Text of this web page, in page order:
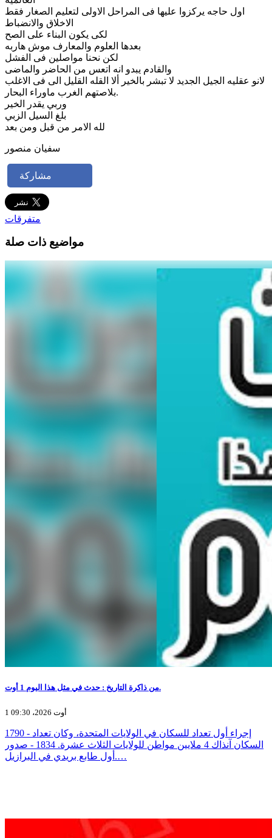
اول حاجه يركزوا عليها فى المراحل الاولى لتعليم الصغار فقط
الاخلاق والانضباط
لكى يكون البناء على الصح
بعدها العلوم والمعارف موش هاربه
لكن نحنا مواصلين فى الفشل
والقادم يبدو انه اتعس من الحاضر والماضى
لانو عقليه الجيل الجديد لا تبشر بالخير ألا القله القليل الى فى الاغلب
بلاصتهم الغرب ماوراء البحار.
وربي يقدر الخير
بلغ السيل الزبي
لله الامر من قبل ومن بعد
سفيان منصور
مشاركة
متفرقات
مواضيع ذات صلة
من ذاكرة التاريخ : حدث في مثل هذا اليوم 1 أوت.
1 أوت 2026، 09:30
1790 - إجراء أول تعداد للسكان في الولايات المتحدة، وكان تعداد
السكان آنذاك 4 ملايين مواطن للولايات الثلاث عشرة. 1834 - صدور
أول طابع بريدي في البرازيل.…